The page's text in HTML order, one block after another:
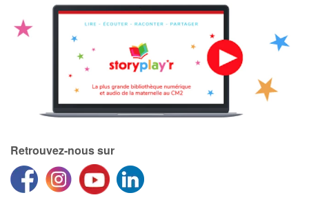
À l'école
Fêtes et évènements
Amour et amitié
Sujets de société
Émotions et sentiments
Formats et illustrations
Retrouvez-nous sur